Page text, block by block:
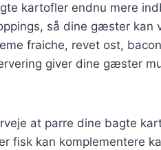
kartofler endnu mere
så dine gæster kan
fraiche, revet ost,
giver dine gæster
at parre dine bagte
fisk kan komplementere